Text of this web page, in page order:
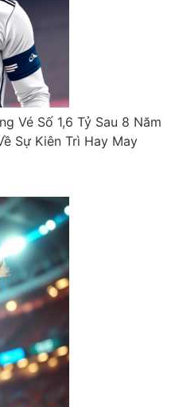
Vé Số 1,6 Tỷ Sau 8 Năm
Sự Kiên Trì Hay May